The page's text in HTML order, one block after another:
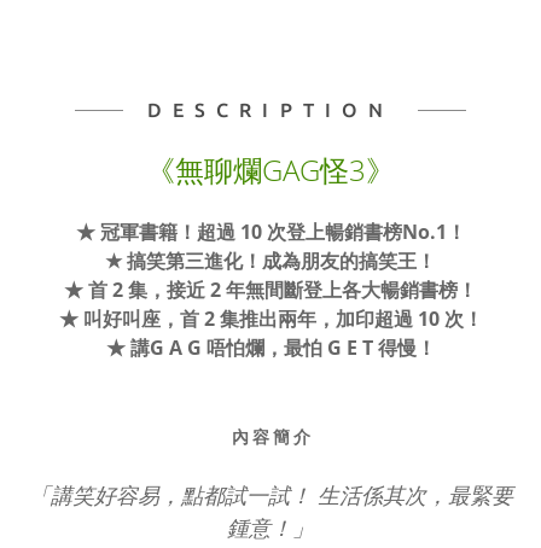
DESCRIPTION
《無聊爛GAG怪3》
★ 冠軍書籍！超過 10 次登上暢銷書榜No.1！
★ 搞笑第三進化！成為朋友的搞笑王！
★ 首 2 集，接近 2 年無間斷登上各大暢銷書榜！
★ 叫好叫座，首 2 集推出兩年，加印超過 10 次！
★ 講G A G 唔怕爛，最怕 G E T 得慢！
內 容 簡 介
「講笑好容易，點都試一試！ 生活係其次，最緊要
鍾意！」